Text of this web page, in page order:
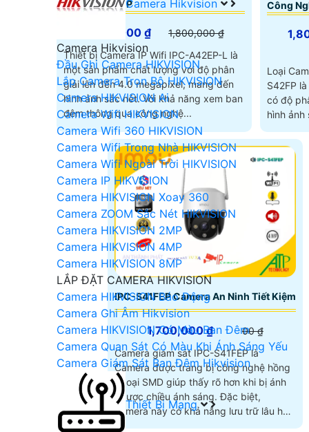
Camera Hikvision
Camera Hikvision
Đầu Ghi Camera HIKVISION
Lắp Camera Trọn Bộ HIKVISION
Camera HIKVISION Ai
Camera Wifi HIKVISION
Camera Wifi 360 HIKVISION
Camera Wifi Trong Nhà HIKVISION
Camera Wifi Ngoài Trời HIKVISION
Camera IP HIKVISION
Camera HIKVISION Xoay 360
Camera ZOOM Sắc Nét HIKVISION
Camera HIKVISION 2MP
Camera HIKVISION 4MP
Camera HIKVISION 8MP
LẮP ĐẶT CAMERA HIKVISION
Camera HIKVISION Báo Động
Camera Ghi Âm Hikvision
Camera HIKVISION Có Màu Ban Đêm
Camera Quan Sát Có Màu Khi Ánh Sáng Yếu
Camera Giám Sát Ban Đêm Hikvision
Thiết Bị Mạng
Xoay 360 4MP
1,000,000 ₫
1,800,000 ₫
Thiết bị Camera IP Wifi IPC-A42EP-L là
một sản phẩm chất lượng với độ phân
giải lên đến 4.0 megapixel, mang đến
hình ảnh sắc nét. Với khả năng xem ban
đêm thông qua công nghệ...
Công
Loại
S42FP
có độ
hình ảnh
IPC-S41FEP Camera An Ninh Tiết Kiệm
1,700,000 ₫
00 ₫
Camera giám sát IPC-S41FEP là
Camera được trang bị công nghệ hồng
ngoại SMD giúp thấy rõ hơn khi bị ánh
ngược chiều ánh sáng. Đặc biệt,
camera này có khả năng lưu trữ lâu hơn
nhờ công nghệ nén H